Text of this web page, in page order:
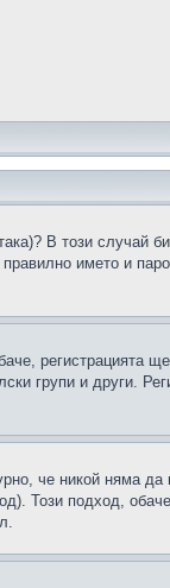
В този случай
името и
регистрацията
групи и други.
че никой няма
Този подход,